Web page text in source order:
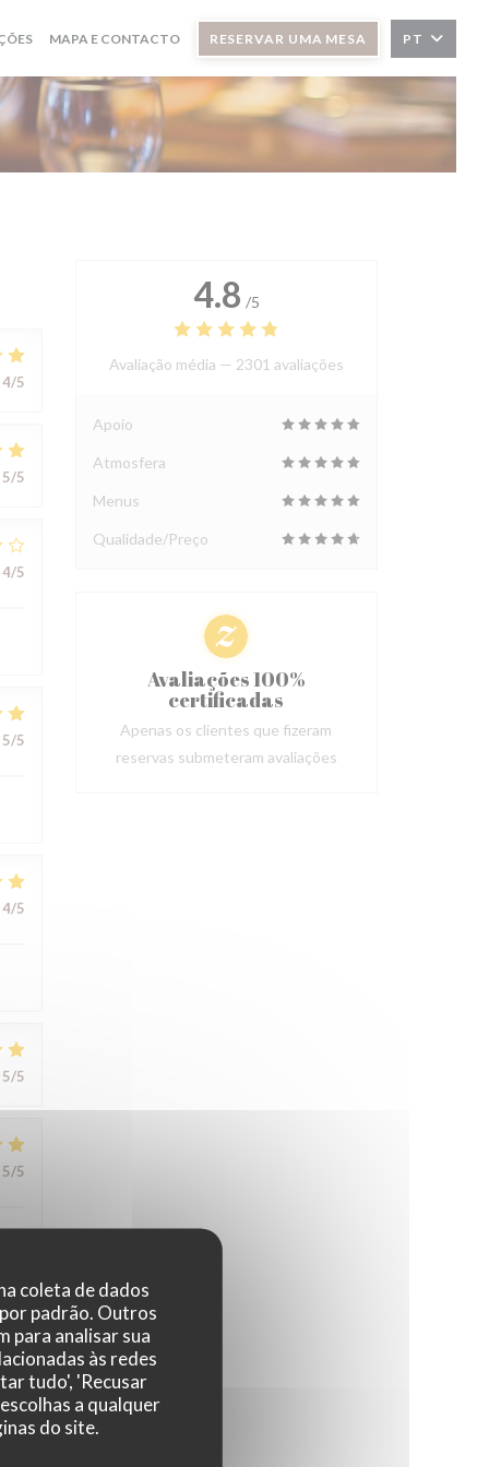
coleta de dados
padrão. Outros
para analisar sua
às redes
tudo', 'Recusar
a qualquer
do site.
MAPA E CONTACTO RESERVAR UMA MESA PT
4/5
5/5
4/5
5/5
4/5
5/5
5/5
5 /5
5/5
4.8 /5
Avaliação média — 2301 avaliações
Apoio
Atmosfera
Menus
Qualidade/Preço
Avaliações 100%
certificadas
Apenas os clientes que fizeram
reservas submeteram avaliações